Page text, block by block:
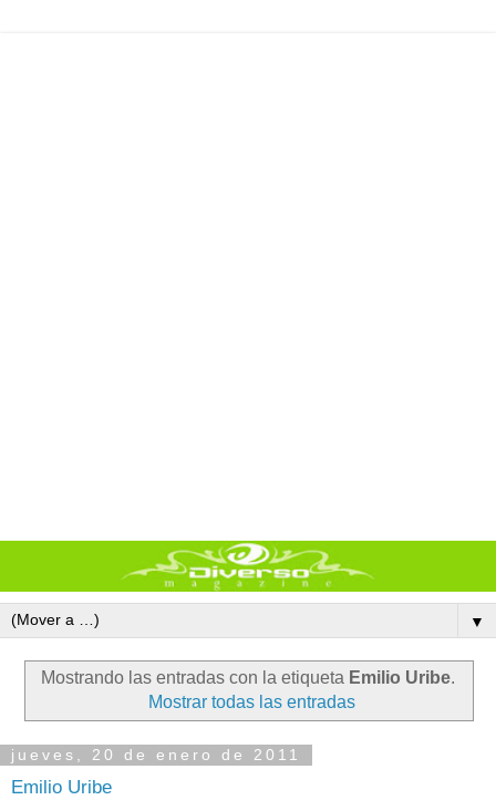
▼
Mostrando las entradas con la etiqueta Emilio Uribe.
Mostrar todas las entradas
jueves, 20 de enero de 2011
Emilio Uribe